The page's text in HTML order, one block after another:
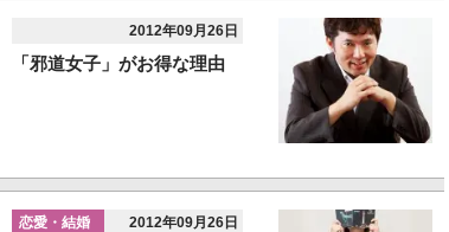
2012年09月26日
「邪道女子」がお得な理由
恋愛・結婚 2012年09月26日